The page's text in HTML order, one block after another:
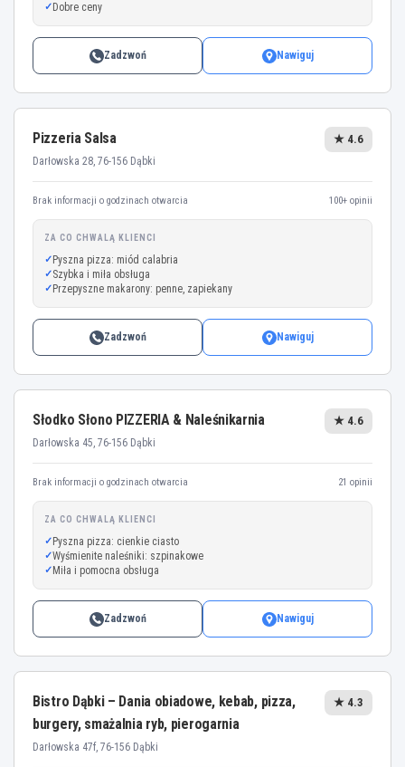
Dobre ceny
Zadzwoń Nawiguj
Pizzeria Salsa
Darłowska 28, 76-156 Dąbki
★ 4.6
Brak informacji o godzinach otwarcia 100+ opinii
ZA CO CHWALĄ KLIENCI
Pyszna pizza: miód calabria
Szybka i miła obsługa
Przepyszne makarony: penne, zapiekany
Zadzwoń Nawiguj
Słodko Słono PIZZERIA & Naleśnikarnia
Darłowska 45, 76-156 Dąbki
★ 4.6
Brak informacji o godzinach otwarcia 21 opinii
ZA CO CHWALĄ KLIENCI
Pyszna pizza: cienkie ciasto
Wyśmienite naleśniki: szpinakowe
Miła i pomocna obsługa
Zadzwoń Nawiguj
Bistro Dąbki – Dania obiadowe, kebab, pizza,
burgery, smażalnia ryb, pierogarnia
Darłowska 47f, 76-156 Dąbki
★ 4.3